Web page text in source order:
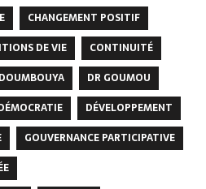
CHANGEMENT POSITIF
DE VIE
CONTINUITÉ
DOUMBOUYA
DR GOUMOU
DÉVELOPPEMENT
GOUVERNANCE PARTICIPATIVE